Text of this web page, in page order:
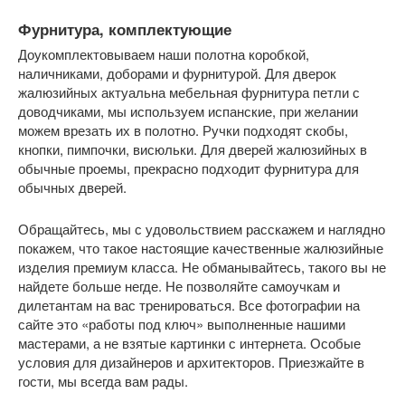
Фурнитура, комплектующие
Доукомплектовываем наши полотна коробкой,
наличниками, доборами и фурнитурой. Для дверок
жалюзийных актуальна мебельная фурнитура петли с
доводчиками, мы используем испанские, при желании
можем врезать их в полотно. Ручки подходят скобы,
кнопки, пимпочки, висюльки. Для дверей жалюзийных в
обычные проемы, прекрасно подходит фурнитура для
обычных дверей.
Обращайтесь, мы с удовольствием расскажем и наглядно
покажем, что такое настоящие качественные жалюзийные
изделия премиум класса. Не обманывайтесь, такого вы не
найдете больше негде. Не позволяйте самоучкам и
дилетантам на вас тренироваться. Все фотографии на
сайте это «работы под ключ» выполненные нашими
мастерами, а не взятые картинки с интернета. Особые
условия для дизайнеров и архитекторов. Приезжайте в
гости, мы всегда вам рады.